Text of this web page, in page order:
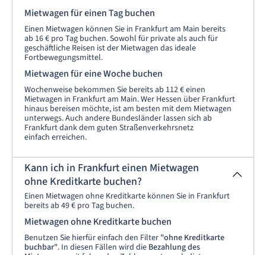
Mietwagen für einen Tag buchen
Einen Mietwagen können Sie in Frankfurt am Main bereits
ab 16 € pro Tag buchen. Sowohl für private als auch für
geschäftliche Reisen ist der Mietwagen das ideale
Fortbewegungsmittel.
Mietwagen für eine Woche buchen
Wochenweise bekommen Sie bereits ab 112 € einen
Mietwagen in Frankfurt am Main. Wer Hessen über Frankfurt
hinaus bereisen möchte, ist am besten mit dem Mietwagen
unterwegs. Auch andere Bundesländer lassen sich ab
Frankfurt dank dem guten Straßenverkehrsnetz
einfach erreichen.
Kann ich in Frankfurt einen Mietwagen
ohne Kreditkarte buchen?
Einen Mietwagen ohne Kreditkarte können Sie in Frankfurt
bereits ab 49 € pro Tag buchen.
Mietwagen ohne Kreditkarte buchen
Benutzen Sie hierfür einfach den Filter "ohne Kreditkarte
buchbar". In diesen Fällen wird die Bezahlung des